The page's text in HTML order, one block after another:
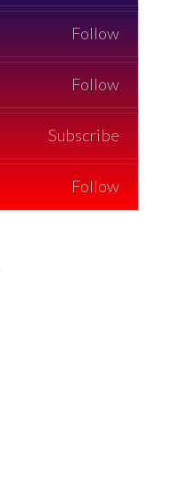
Follow
Follow
Subscribe
Follow